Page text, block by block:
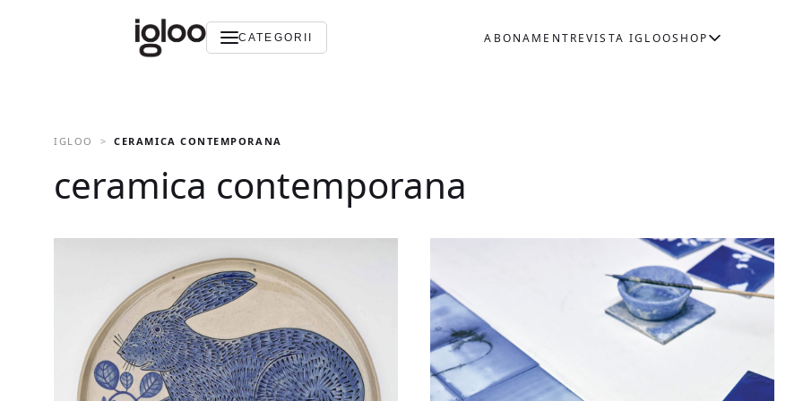
CATEGORII ABONAMENTREVISTA IGLOOSHOP
IGLOO CERAMICA CONTEMPORANA
ceramica contemporana